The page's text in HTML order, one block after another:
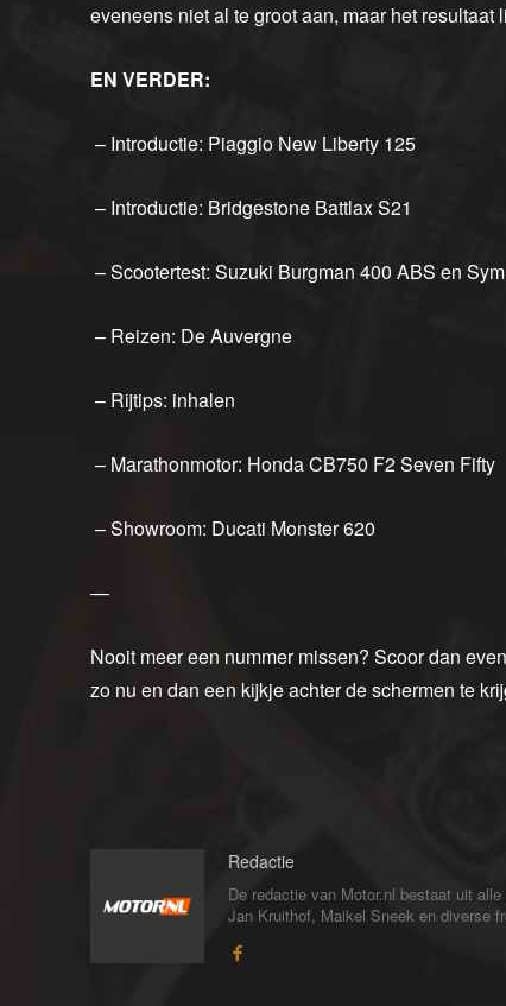
eveneens niet al te groot aan, maar het resultaat
EN VERDER:
– Introductie: Piaggio New Liberty 125
– Introductie: Bridgestone Battlax S21
– Scootertest: Suzuki Burgman 400 ABS en
– Reizen: De Auvergne
– Rijtips: inhalen
– Marathonmotor: Honda CB750 F2 Seven Fifty
– Showroom: Ducati Monster 620
—
Nooit meer een nummer missen? Scoor dan
zo nu en dan een kijkje achter de schermen te
Redactie
De redactie van Motor.nl bestaat uit
Jan Kruithof, Maikel Sneek en diverse